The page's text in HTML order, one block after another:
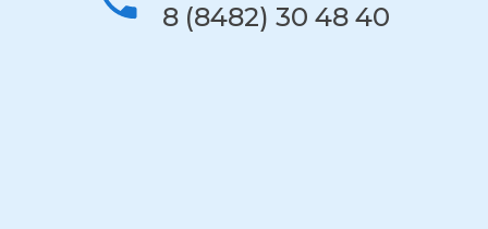
8 (8482) 30 48 40